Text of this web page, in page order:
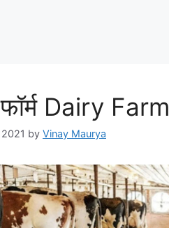
Dairy Farm
by Vinay Maurya